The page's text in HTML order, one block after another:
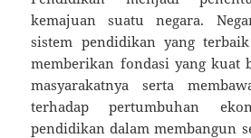
kemajuan suatu negara.
sistem pendidikan yang
memberikan fondasi yang kuat
masyarakatnya serta
terhadap pertumbuhan
pendidikan dalam membangun